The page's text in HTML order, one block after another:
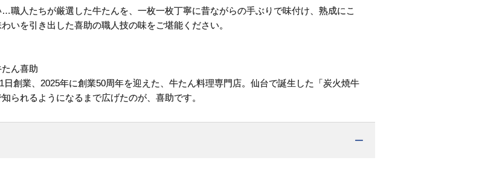
職人たちが厳選した牛たんを、一枚一枚丁寧に昔ながらの手ぶりで味付け、熟成にこ
いを引き出した喜助の職人技の味をご堪能ください。
ん喜助
創業、2025年に創業50周年を迎えた、牛たん料理専門店。仙台で誕生した「炭火焼牛
られるようになるまで広げたのが、喜助です。